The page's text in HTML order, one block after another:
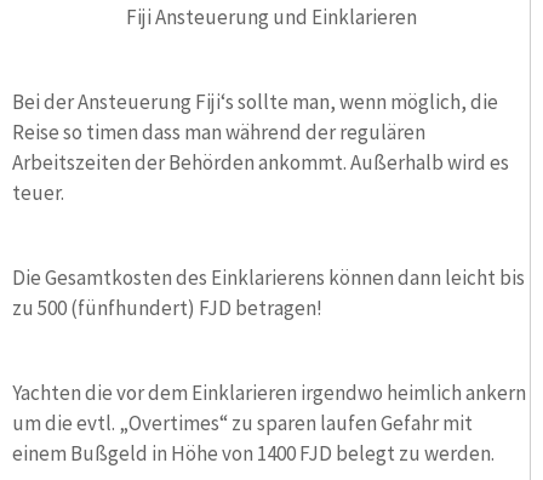
Fiji Ansteuerung und Einklarieren
Bei der Ansteuerung Fiji‘s sollte man, wenn möglich, die
Reise so timen dass man während der regulären
Arbeitszeiten der Behörden ankommt. Außerhalb wird es
teuer.
Die Gesamtkosten des Einklarierens können dann leicht bis
zu 500 (fünfhundert) FJD betragen!
Yachten die vor dem Einklarieren irgendwo heimlich ankern
um die evtl. „Overtimes“ zu sparen laufen Gefahr mit
einem Bußgeld in Höhe von 1400 FJD belegt zu werden.